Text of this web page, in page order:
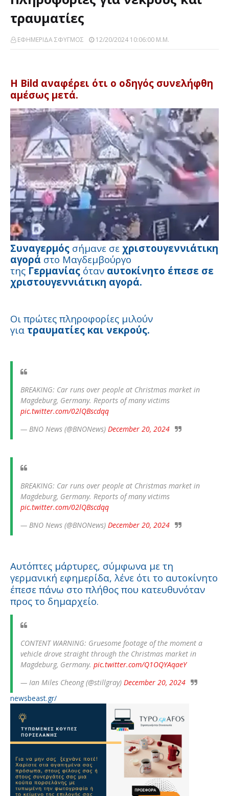
τραυματίες
ΕΦΗΜΕΡΙΔΑ ΣΦΥΓΜΟΣ 12/20/2024 10:06:00 Μ.μ.
H Bild αναφέρει ότι ο οδηγός συνελήφθη
αμέσως μετά.
Συναγερμός σήμανε σε χριστουγεννιάτικη
αγορά στο Μαγδεμβούργο
της Γερμανίας όταν αυτοκίνητο έπεσε σε
χριστουγεννιάτικη αγορά.
Οι πρώτες πληροφορίες μιλούν
για τραυματίες και νεκρούς.
BREAKING: Car runs over people at Christmas market in
Magdeburg, Germany. Reports of many victims
pic.twitter.com/02lQBscdqq
— BNO News (@BNONews) December 20, 2024
BREAKING: Car runs over people at Christmas market in
Magdeburg, Germany. Reports of many victims
pic.twitter.com/02lQBscdqq
— BNO News (@BNONews) December 20, 2024
Αυτόπτες μάρτυρες, σύμφωνα με τη
γερμανική εφημερίδα, λένε ότι το αυτοκίνητο
έπεσε πάνω στο πλήθος που κατευθυνόταν
προς το δημαρχείο.
CONTENT WARNING: Gruesome footage of the moment a
vehicle drove straight through the Christmas market in
Magdeburg, Germany. pic.twitter.com/Q1OQYAqaeY
— Ian Miles Cheong (@stillgray) December 20, 2024
newsbeast.gr/